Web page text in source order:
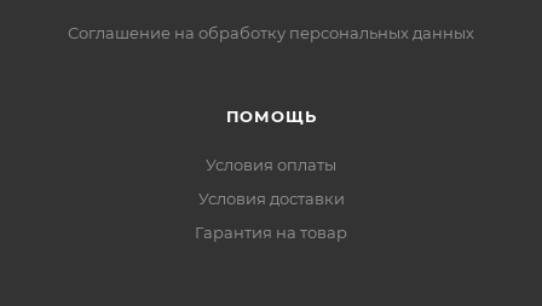
Соглашение на обработку персональных данных
ПОМОЩЬ
Условия оплаты
Условия доставки
Гарантия на товар